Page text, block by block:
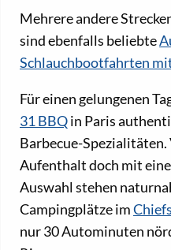
Mehrere andere
sind ebenfalls beliebte
Schlauchbootfahrten
Für einen gelungenen
31 BBQin Paris
Barbecue-Spezialitäten.
Aufenthalt doch mit
Auswahl stehen
Campingplätze im
nur 30 Autominuten